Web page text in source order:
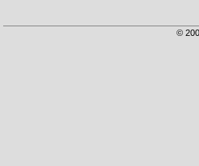
©